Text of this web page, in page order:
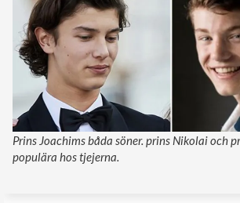
Prins Joachims båda söner. prins Nikolai och
populära hos tjejerna.